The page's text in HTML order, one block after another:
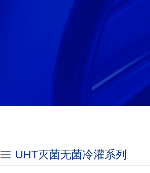
UHT灭菌无菌冷灌系列